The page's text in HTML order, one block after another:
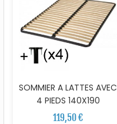
SOMMIER A LATTES AVEC
4 PIEDS 140X190
119,50 €